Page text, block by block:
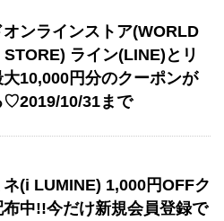
オンラインストア(WORLD
ライン(LINE)とリ
大10,000円分のクーポンが
♡2019/10/31まで
(i LUMINE) 1,000円OFFク
布中!!今だけ新規会員登録で